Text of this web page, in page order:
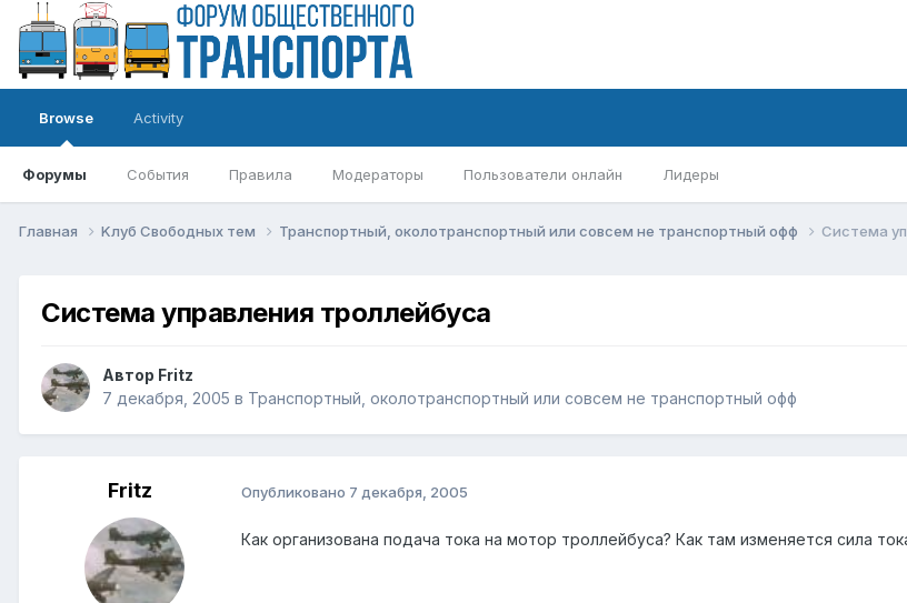
Browse
Форумы События Правила Модераторы Пользователи онлайн Лидеры
Activity
Главная Kлуб Свободных тем Транспортный, околотранспортный или совсем не транспортный офф Система
Система управления троллейбуса
Автор Fritz
7 декабря, 2005 в Транспортный, околотранспортный или совсем не транспортный офф
Fritz Опубликовано 7 декабря, 2005
Как организована подача тока на мотор троллейбуса? Как там изменяется сила